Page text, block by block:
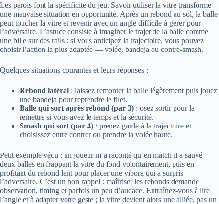
Les parois font la spécificité du jeu. Savoir utiliser la vitre transforme
une mauvaise situation en opportunité. Après un rebond au sol, la balle
peut toucher la vitre et revenir avec un angle difficile à gérer pour
l’adversaire. L’astuce consiste à imaginer le trajet de la balle comme
une bille sur des rails : si vous anticipez la trajectoire, vous pouvez
choisir l’action la plus adaptée — volée, bandeja ou contre-smash.
Quelques situations courantes et leurs réponses :
Rebond latéral : laissez remonter la balle légèrement puis jouez
une bandeja pour reprendre le filet.
Balle qui sort après rebond (par 3) : osez sortir pour la
remettre si vous avez le temps et la sécurité.
Smash qui sort (par 4) : prenez garde à la trajectoire et
choisissez entre contrer ou prendre la volée haute.
Petit exemple vécu : un joueur m’a raconté qu’en match il a sauvé
deux balles en frappant la vitre du fond volontairement, puis en
profitant du rebond lent pour placer une vibora qui a surpris
l’adversaire. C’est un bon rappel : maîtriser les rebonds demande
observation, timing et parfois un peu d’audace. Entraînez-vous à lire
l’angle et à adapter votre geste ; la vitre devient alors une alliée, pas un